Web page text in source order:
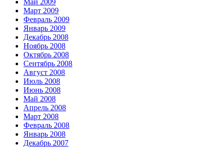
Май 2009
Март 2009
Февраль 2009
Январь 2009
Декабрь 2008
Ноябрь 2008
Октябрь 2008
Сентябрь 2008
Август 2008
Июль 2008
Июнь 2008
Май 2008
Апрель 2008
Март 2008
Февраль 2008
Январь 2008
Декабрь 2007